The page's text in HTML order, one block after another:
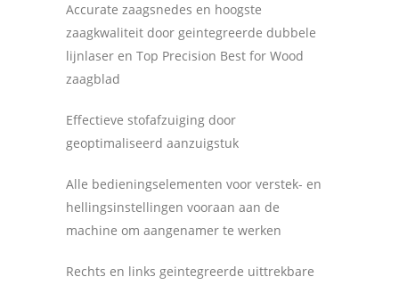
Accurate zaagsnedes en hoogste
zaagkwaliteit door geintegreerde dubbele
lijnlaser en Top Precision Best for Wood
zaagblad
Effectieve stofafzuiging door
geoptimaliseerd aanzuigstuk
Alle bedieningselementen voor verstek- en
hellingsinstellingen vooraan aan de
machine om aangenamer te werken
Rechts en links geintegreerde uittrekbare